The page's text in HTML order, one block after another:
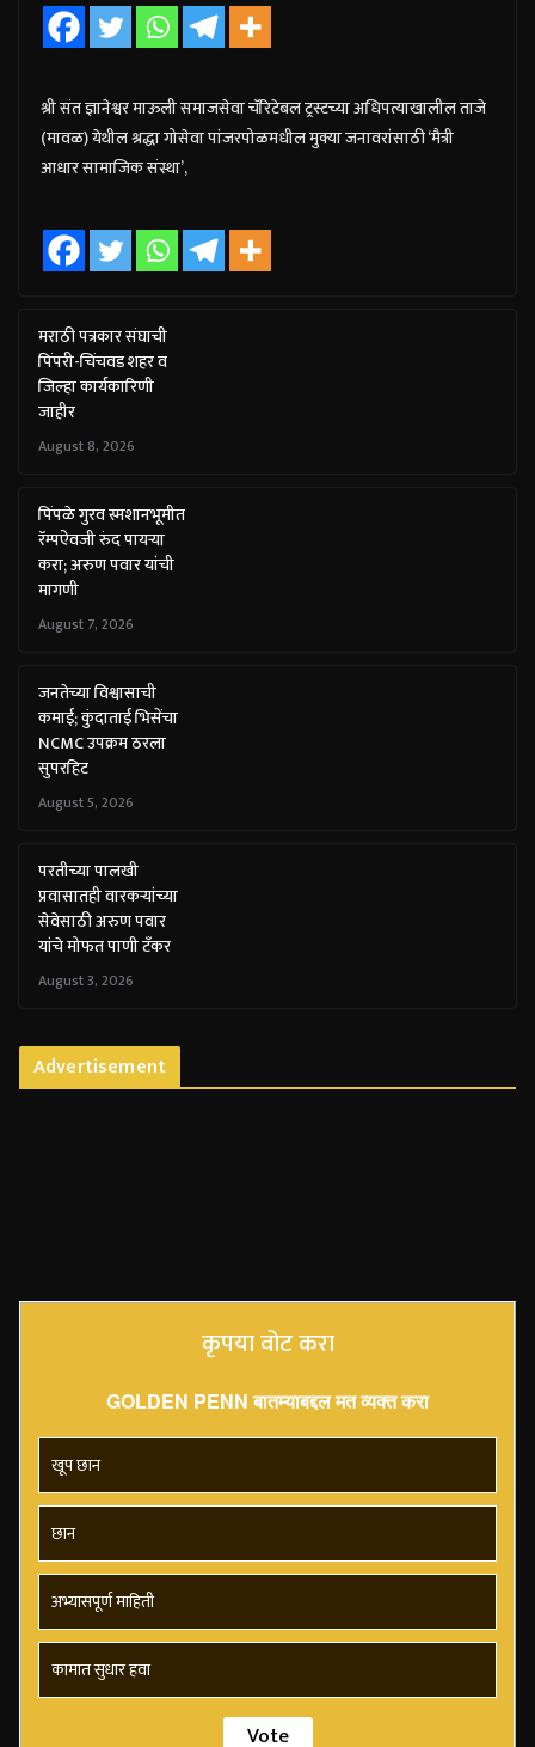
श्री संत ज्ञानेश्वर माऊली समाजसेवा चॅरिटेबल ट्रस्टच्या अधिपत्याखालील ताजे
(मावळ) येथील श्रद्धा गोसेवा पांजरपोळमधील मुक्या जनावरांसाठी ‘मैत्री
आधार सामाजिक संस्था’,
मराठी पत्रकार संघाची
पिंपरी-चिंचवड शहर व
जिल्हा कार्यकारिणी
जाहीर
August 8, 2026
पिंपळे गुरव स्मशानभूमीत
रॅम्पऐवजी रुंद पायऱ्या
करा; अरुण पवार यांची
मागणी
August 7, 2026
जनतेच्या विश्वासाची
कमाई; कुंदाताई भिसेंचा
NCMC उपक्रम ठरला
सुपरहिट
August 5, 2026
परतीच्या पालखी
प्रवासातही वारकऱ्यांच्या
सेवेसाठी अरुण पवार
यांचे मोफत पाणी टँकर
August 3, 2026
Advertisement
कृपया वोट करा
GOLDEN PENN बातम्याबद्दल मत व्यक्त करा
खूप छान
छान
अभ्यासपूर्ण माहिती
कामात सुधार हवा